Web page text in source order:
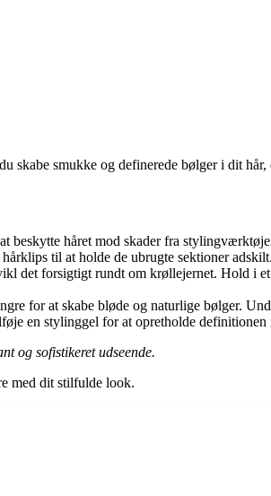
smukke og definerede bølger i dit
beskytte håret mod skader fra
til at holde de ubrugte sektioner adskilt.
det forsigtigt rundt om krøllejernet. Hold i
for at skabe bløde og naturlige bølger.
en stylinggel for at opretholde definitionen
og sofistikeret udseende.
med dit stilfulde look.